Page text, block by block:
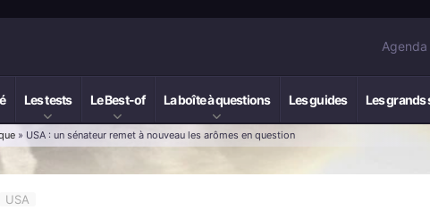
Agenda
Les tests Le Best-of La boîte à questions Les guides Les grands
» USA : un sénateur remet à nouveau les arômes en question
USA